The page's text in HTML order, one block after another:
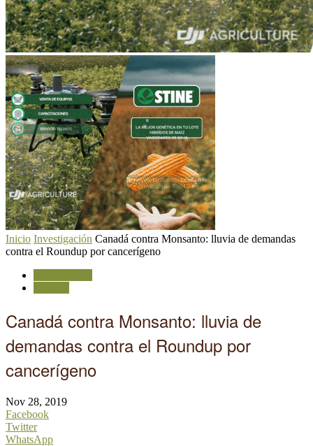
Inicio Investigación Canadá contra Monsanto: lluvia de demandas
contra el Roundup por cancerígeno
Canadá contra Monsanto: lluvia de
demandas contra el Roundup por
cancerígeno
Nov 28, 2019
Facebook
Twitter
WhatsApp